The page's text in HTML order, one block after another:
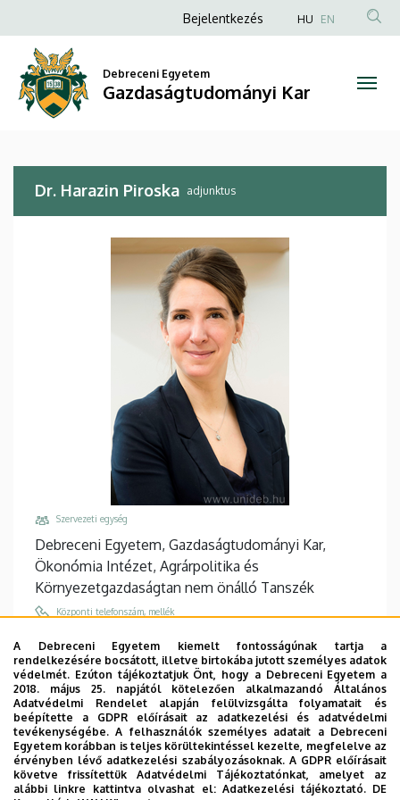
Harazin
Piroska
Gazdaságtudományi
Kar
a
tartalomra
Anonim
fiók
menüje
Bejelentkezés HU EN
Debreceni Egyetem
Gazdaságtudományi Kar
Dr. Harazin Piroska adjunktus
Szervezeti egység
Debreceni Egyetem, Gazdaságtudományi Kar,
Ökonómia Intézet, Agrárpolitika és
Környezetgazdaságtan nem önálló Tanszék
Központi telefonszám, mellék
Email
harazin.piroska@econ.unideb.hu
Cím
4032 Debrecen Böszörményi út 138
Épület, emelet, ajtó
"Q" épület GTK Táj- és Vidékfejlesztési Központ,
A Debreceni Egyetem kiemelt fontosságúnak tartja a
rendelkezésére bocsátott, illetve birtokába jutott személyes adatok
védelmét. Ezúton tájékoztatjuk Önt, hogy a Debreceni Egyetem a
2018. május 25. napjától kötelezően alkalmazandó Általános
Adatvédelmi Rendelet alapján felülvizsgálta folyamatait és
beépítette a GDPR előírásait az adatkezelési és adatvédelmi
tevékenységébe. A felhasználók személyes adatait a Debreceni
Egyetem korábban is teljes körültekintéssel kezelte, megfelelve az
érvényben lévő adatkezelési szabályozásoknak. A GDPR előírásait
követve frissítettük Adatvédelmi Tájékoztatónkat, amelyet az
alábbi linkre kattintva olvashat el:Adatkezelési tájékoztató. DE